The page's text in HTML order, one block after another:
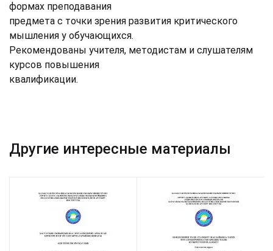
формах преподавания
предмета с точки зрения развития критического
мышления у обучающихся.
Рекомендованы учителя, методистам и слушателям
курсов повышения
квалификации.
Другие интересные материалы